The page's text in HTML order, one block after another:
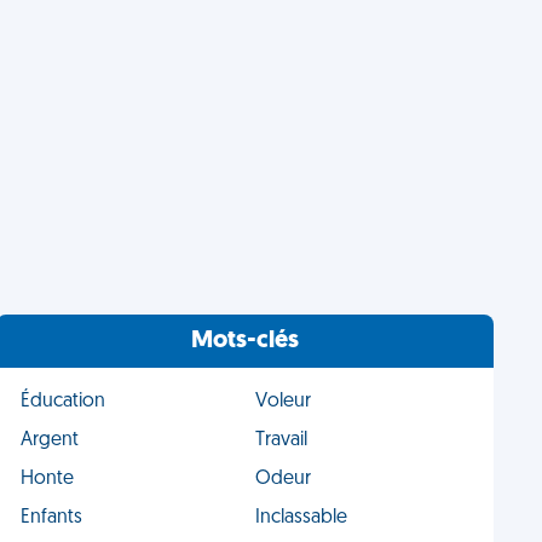
Mots-clés
Éducation
Voleur
Argent
Travail
Honte
Odeur
Enfants
Inclassable